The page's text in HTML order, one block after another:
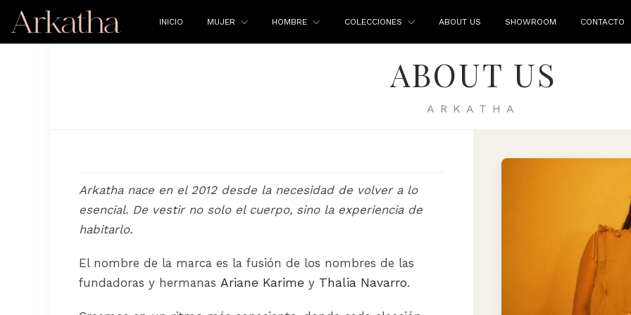
INICIO MUJER HOMBRE COLECCIONES ABOUT US SHOWROOM CONTACTO
ABOUT US
ARKATHA
Arkatha nace en el 2012 desde la necesidad de volver a lo
esencial. De vestir no solo el cuerpo, sino la experiencia de
habitarlo.
El nombre de la marca es la fusión de los nombres de las
fundadoras y hermanas Ariane Karime y Thalia Navarro.